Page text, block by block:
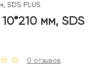
SDS PLUS
мм, SDS
0 отзывов